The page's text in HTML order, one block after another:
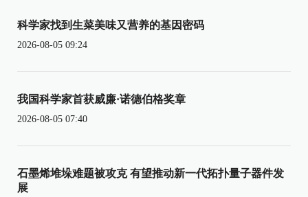
科学家找到生菜美味又营养的基因密码
2026-08-05 09:24
我国科学家首获威廉·诺德伯格奖章
2026-08-05 07:40
石墨烯堆垛难题被攻克 有望推动新一代拓扑量子器件发
展